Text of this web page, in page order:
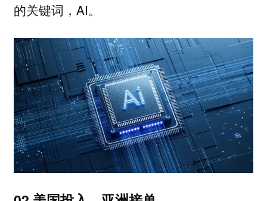
的关键词，AI。